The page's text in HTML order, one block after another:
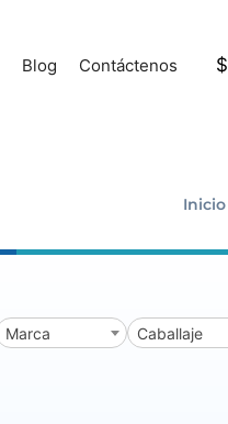
Blog Contáctenos $
Inicio
Marca Caballaje